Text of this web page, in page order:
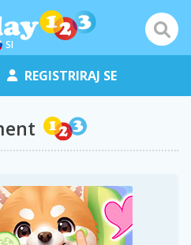
SI
REGISTRIRAJ SE